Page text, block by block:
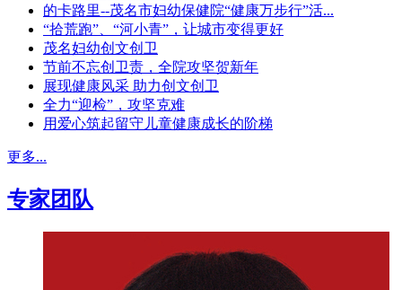
的卡路里--茂名市妇幼保健院“健康万步行”活...
“拾荒跑”、“河小青”，让城市变得更好
茂名妇幼创文创卫
节前不忘创卫责，全院攻坚贺新年
展现健康风采 助力创文创卫
全力“迎检”，攻坚克难
用爱心筑起留守儿童健康成长的阶梯
更多...
专家团队